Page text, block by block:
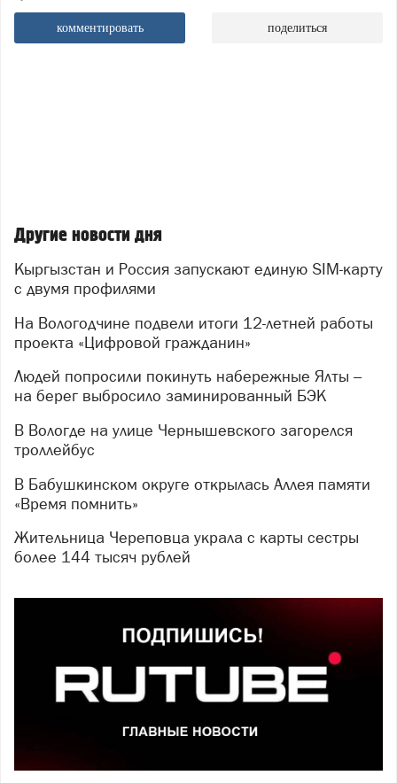
комментировать поделиться
Другие новости дня
Кыргызстан и Россия запускают единую SIM-карту
с двумя профилями
На Вологодчине подвели итоги 12-летней работы
проекта «Цифровой гражданин»
Людей попросили покинуть набережные Ялты –
на берег выбросило заминированный БЭК
В Вологде на улице Чернышевского загорелся
троллейбус
В Бабушкинском округе открылась Аллея памяти
«Время помнить»
Жительница Череповца украла с карты сестры
более 144 тысяч рублей